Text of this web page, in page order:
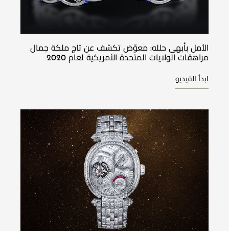
الأمل بأبهى حلله: معوّض تكشف عن تاج ملكة جمال
مراهقات الولايات المتحدة الأمريكية لعام 2020
ابدأ الفيديو